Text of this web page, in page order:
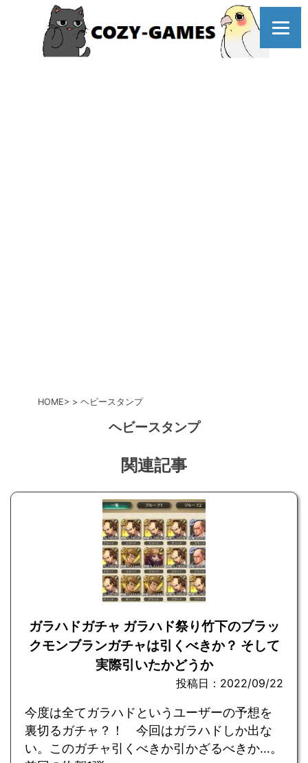
HOME ヘビースタンプ
ヘビースタンプ
関連記事
ガラハドガチャ ガラハド祭り竹下のブラッ
クモンブランガチャは引くべきか？ そして
実際引いたかどうか
投稿日：2022/09/22
今度は全てガラハドというユーザーの予想を
裏切るガチャ？！ 今回はガラハドしか出な
い。このガチャ引くべきか引かざるべきか…。